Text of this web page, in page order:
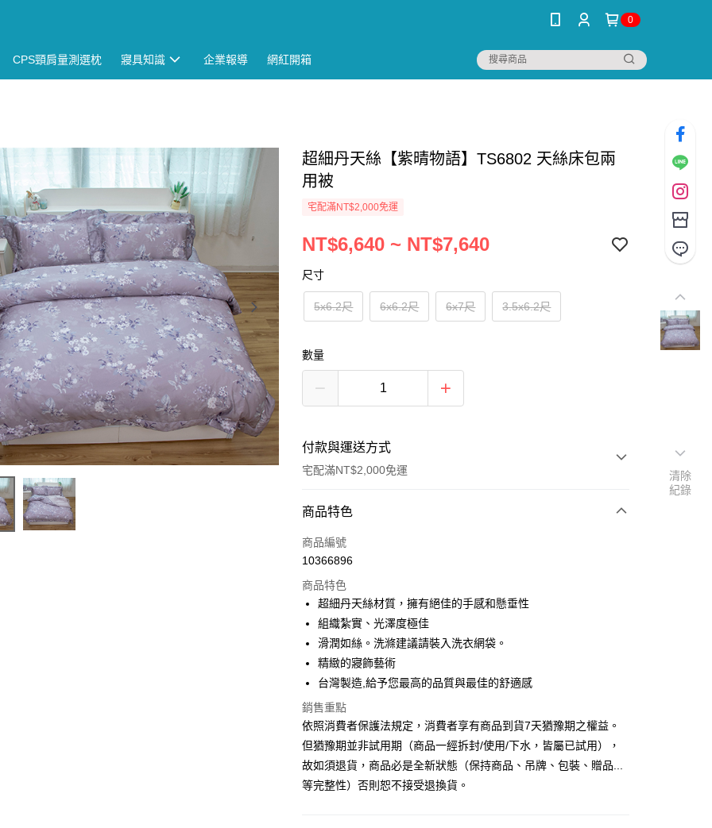
0
CPS頸肩量測選枕 寢具知識 企業報導 網紅開箱
超細丹天絲【紫晴物語】TS6802 天絲床包兩
用被
宅配滿NT$2,000免運
NT$6,640 ~ NT$7,640
尺寸
5x6.2尺 6x6.2尺 6x7尺 3.5x6.2尺
數量
付款與運送方式
宅配滿NT$2,000免運
付款方式
信用卡一次付款
3 期 0 利率 每期 NT$2,213
合作金庫商業銀行
華南商業銀行
彰化商業銀行
國泰世華商業銀行
臺灣中小企業銀行
台中商業銀行
匯豐（台灣）商業銀行
聯邦商業銀行
遠東國際商業銀行
玉山商業銀行
星展（台灣）商業銀行
台新國際商業銀行
中國信託商業銀行
台灣樂天信用卡公司
6 期 0 利率 每期NT$1,106
合作金庫商業銀行
第一商業銀行
華南商業銀行
上海商業儲蓄銀行
台北富邦商業銀行
臺灣中小企業銀行
匯豐（台灣）商業銀行
華泰商業銀行
聯邦商業銀行
遠東國際商業銀行
元大商業銀行
永豐商業銀行
台新國際商業銀行
LINE Pay
Apple Pay
悠遊付
ATM付款
商品特色
商品編號
10366896
商品特色
超細丹天絲材質，擁有絕佳的手感和懸垂性
組織紮實、光澤度極佳
滑潤如絲。洗滌建議請裝入洗衣網袋。
精緻的寢飾藝術
台灣製造,給予您最高的品質與最佳的舒適感
銷售重點
依照消費者保護法規定，消費者享有商品到貨7天猶豫期之權益。
但猶豫期並非試用期（商品一經拆封/使用/下水，皆屬已試用），
故如須退貨，商品必是全新狀態（保持商品、吊牌、包裝、贈品...
等完整性）否則恕不接受退換貨。
清除
紀錄